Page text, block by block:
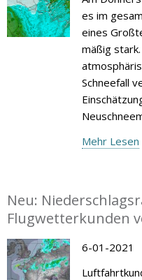
es im
eines
mäßig
Schneefall
Mehr Lesen
Neu:
Flugwetterkunden
6-01-2021